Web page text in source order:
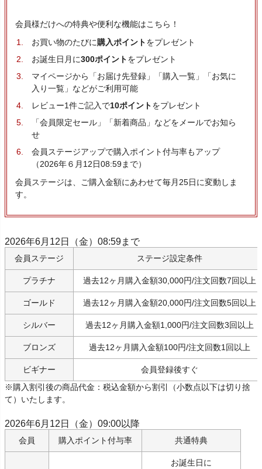
会員様だけへの特典や便利な機能はこちら！
お買い物のたびに 購入ポイントをプレゼント
お誕生日月に300ポイントをプレゼント
マイページから「お届け先登録」「購入一覧」「お気に
入り一覧」などがご利用可能
レビュー1件ご記入で10ポイントをプレゼント
「会員限定セール」「新着商品」などをメールでお知ら
せ
会員ステージアップで購入ポイント付与率もアップ
（2026年６月12日08:59まで）
会員ステージは、ご購入金額にあわせて毎月25日に変動しま
す。
2026年6月12日（金）08:59まで
会員ステージ ステージ設定条件
プラチナ 過去12ヶ月購入金額30,000円/注文回数7回以上
ゴールド 過去12ヶ月購入金額20,000円/注文回数5回以上
シルバー 過去12ヶ月購入金額1,000円/注文回数3回以上
ブロンズ 過去12ヶ月購入金額100円/注文回数1回以上
ビギナー
会員登録後すぐ
※購入割引後の商品代金：税込金額から割引（小数点以下は切り捨
て）いたします。
2026年6月12日（金）09:00以降
会員 購入ポイント付与率 共通特典
お誕生日に